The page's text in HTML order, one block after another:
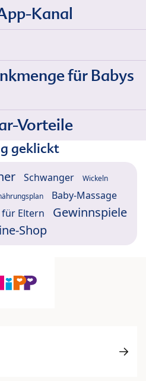
Kanal
für Babys
Vorteile
geklickt
Schwanger Wickeln
Baby-Massage
für Eltern
Gewinnspiele
Shop